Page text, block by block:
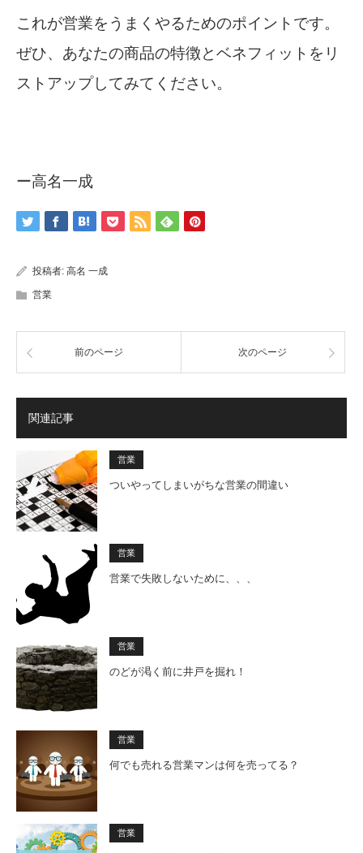
これが営業をうまくやるためのポイントです。
ぜひ、あなたの商品の特徴とベネフィットをリ
ストアップしてみてください。
ー高名一成
投稿者: 高名 一成
営業
前のページ 次のページ
関連記事
営業
ついやってしまいがちな営業の間違い
営業
営業で失敗しないために、、、
営業
のどが渇く前に井戸を掘れ！
営業
何でも売れる営業マンは何を売ってる？
営業